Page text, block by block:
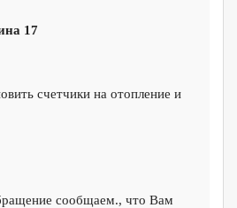
17
счетчики на отопление и
сообщаем., что Вам